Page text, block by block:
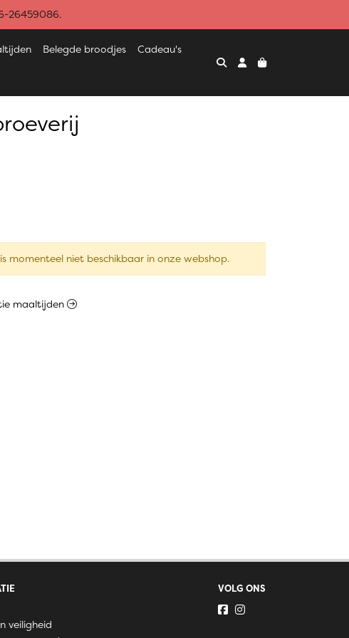
26459086.
Belegde broodjes Cadeau's
is momenteel niet beschikbaar in onze webshop.
maaltijden
veiligheid
VOLG ONS